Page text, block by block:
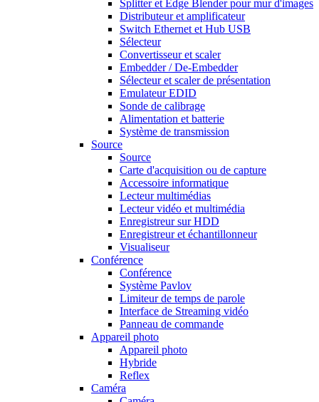
Splitter et Edge Blender pour mur d'images
Distributeur et amplificateur
Switch Ethernet et Hub USB
Sélecteur
Convertisseur et scaler
Embedder / De-Embedder
Sélecteur et scaler de présentation
Emulateur EDID
Sonde de calibrage
Alimentation et batterie
Système de transmission
Source
Source
Carte d'acquisition ou de capture
Accessoire informatique
Lecteur multimédias
Lecteur vidéo et multimédia
Enregistreur sur HDD
Enregistreur et échantillonneur
Visualiseur
Conférence
Conférence
Système Pavlov
Limiteur de temps de parole
Interface de Streaming vidéo
Panneau de commande
Appareil photo
Appareil photo
Hybride
Reflex
Caméra